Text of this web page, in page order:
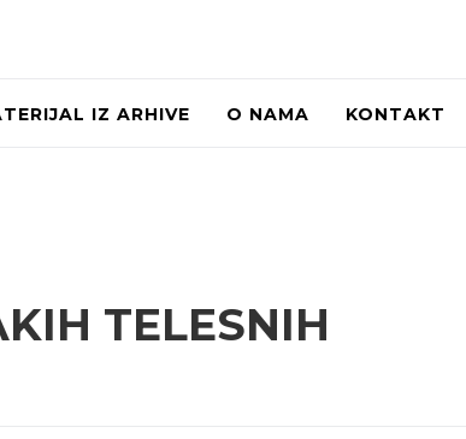
IZ ARHIVE O NAMA KONTAKT
TELESNIH